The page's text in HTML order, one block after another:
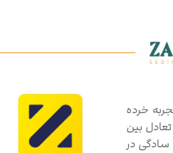
جات “زرین گیاه صدیقی” به واسطه 10 سال تجربه خرده
بین
سادگی در